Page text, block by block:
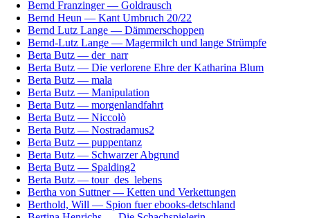
Bernd Franzinger — Goldrausch
Bernd Heun — Kant Umbruch 20/22
Bernd Lutz Lange — Dämmerschoppen
Bernd-Lutz Lange — Magermilch und lange Strümpfe
Berta Butz — der_narr
Berta Butz — Die verlorene Ehre der Katharina Blum
Berta Butz — mala
Berta Butz — Manipulation
Berta Butz — morgenlandfahrt
Berta Butz — Niccolò
Berta Butz — Nostradamus2
Berta Butz — puppentanz
Berta Butz — Schwarzer Abgrund
Berta Butz — Spalding2
Berta Butz — tour_des_lebens
Bertha von Suttner — Ketten und Verkettungen
Berthold, Will — Spion fuer ebooks-detschland